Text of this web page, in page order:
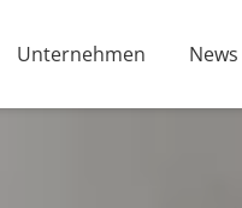
Unternehmen News